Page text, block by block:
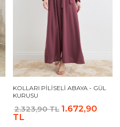
KOLLARI PILISELI ABAYA - GÜL
KURUSU
2.323,90 TL 1.672,90
TL